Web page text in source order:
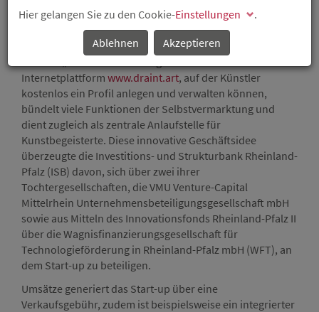
beispielsweise auch die Pflege einer eigenen Website
inklusive Shop und diversen Social-Media-Profilen
gehört. Dies brachte Robin Haas aus Vallendar auf die
Internetplattform www.draint.art, auf der Künstler
kostenlos ein Profil anlegen und verwalten können,
bündelt viele Funktionen der Selbstvermarktung und
dient zugleich als zentrale Anlaufstelle für
Kunstbegeisterte. Diese innovative Geschäftsidee
überzeugte die Investitions- und Strukturbank Rheinland-
Pfalz (ISB) davon, sich über zwei ihrer
Tochtergesellschaften, die VMU Venture-Capital
Mittelrhein Unternehmensbeteiligungsgesellschaft mbH
sowie aus Mitteln des Innovationsfonds Rheinland-Pfalz II
über die Wagnisfinanzierungsgesellschaft für
Technologieförderung in Rheinland-Pfalz mbH (WFT), an
dem Start-up zu beteiligen.
Umsätze generiert das Start-up über eine
Verkaufsgebühr, zudem ist beispielsweise ein integrierter
Hier gelangen Sie zu den Cookie-Einstellungen
.
Ablehnen
Akzeptieren